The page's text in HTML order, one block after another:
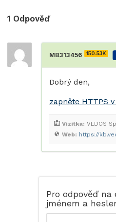
1 Odpověď
MB313456 150.53K
Dobrý den,
zapněte HTTPS
Web: https://
Vizitka: VEDOS
Pro odpověď
jménem a